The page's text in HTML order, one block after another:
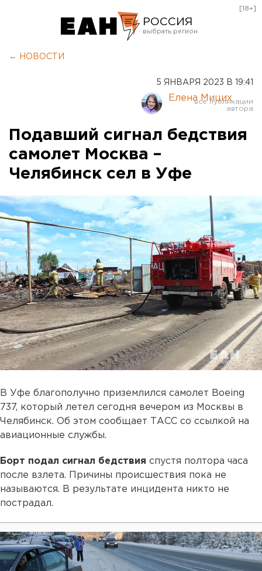
РОССИЯ
Курган
Оренбург
[18+]
← НОВОСТИ
5 ЯНВАРЯ 2023 В 19:41
Елена Мицих
Подавший сигнал бедствия
самолет Москва –
Челябинск сел в Уфе
В Уфе благополучно приземлился самолет Boeing
737, который летел сегодня вечером из Москвы в
Челябинск. Об этом сообщает ТАСС со ссылкой на
авиационные службы.
Борт подал сигнал бедствия спустя полтора часа
после взлета. Причины происшествия пока не
называются. В результате инцидента никто не
пострадал.